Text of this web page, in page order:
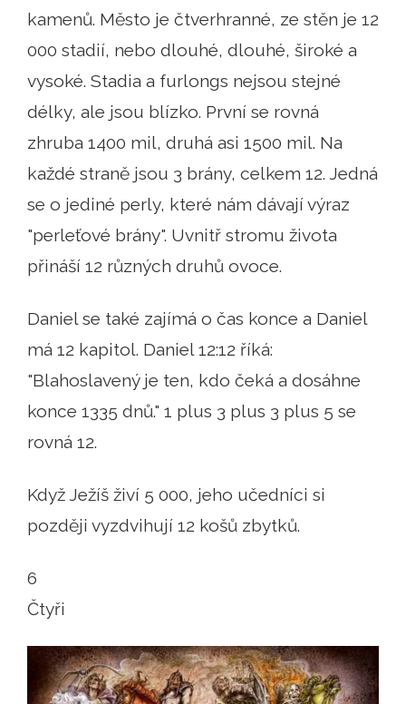
kamenů. Město je čtverhranné, ze stěn je 12
000 stadií, nebo dlouhé, dlouhé, široké a
vysoké. Stadia a furlongs nejsou stejné
délky, ale jsou blízko. První se rovná
zhruba 1400 mil, druhá asi 1500 mil. Na
každé straně jsou 3 brány, celkem 12. Jedná
se o jediné perly, které nám dávají výraz
"perleťové brány". Uvnitř stromu života
přináší 12 různých druhů ovoce.
Daniel se také zajímá o čas konce a Daniel
má 12 kapitol. Daniel 12:12 říká:
"Blahoslavený je ten, kdo čeká a dosáhne
konce 1335 dnů." 1 plus 3 plus 3 plus 5 se
rovná 12.
Když Ježíš živí 5 000, jeho učedníci si
později vyzdvihují 12 košů zbytků.
6
Čtyři